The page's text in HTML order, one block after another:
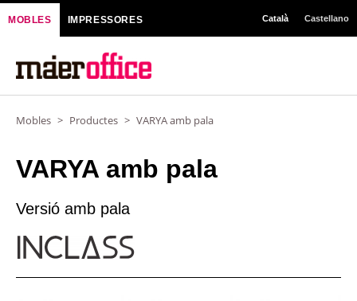
contingut
MOBLES IMPRESSORES Català Castellano
Mobles > Productes > VARYA amb pala
VARYA amb pala
Versió amb pala